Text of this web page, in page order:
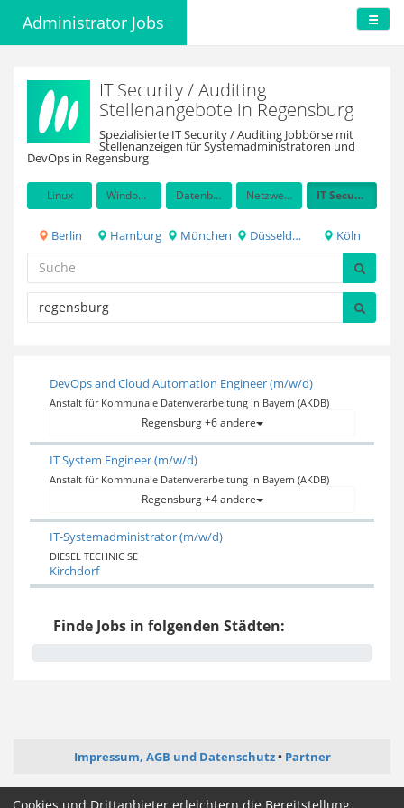
Administrator Jobs
IT Security / Auditing
Stellenangebote in Regensburg
Spezialisierte IT Security / Auditing Jobbörse mit
Stellenanzeigen für Systemadministratoren und
DevOps in Regensburg
Linux Windows Server Datenbanken Netzwerkadministration IT Security / Auditing
Berlin Hamburg München Düsseldorf Köln
DevOps and Cloud Automation Engineer (m/w/d)
Anstalt für Kommunale Datenverarbeitung in Bayern (AKDB)
Regensburg +6 andere
IT System Engineer (m/w/d)
Anstalt für Kommunale Datenverarbeitung in Bayern (AKDB)
Regensburg +4 andere
IT-Systemadministrator (m/w/d)
DIESEL TECHNIC SE
Kirchdorf
Finde Jobs in folgenden Städten:
Impressum, AGB und Datenschutz Partner
ictjob.de webentwickler-jobs.de
softwareentwickler-jobs.de